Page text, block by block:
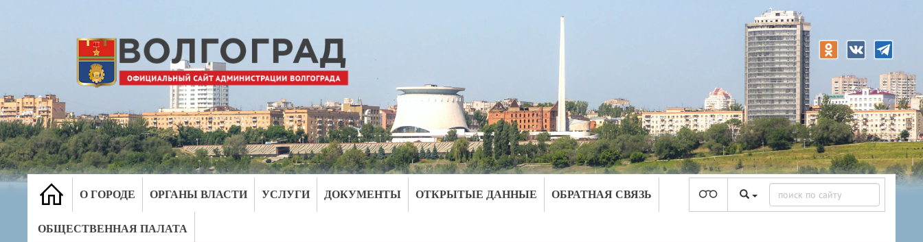
О ГОРОДЕ ОРГАНЫ ВЛАСТИ УСЛУГИ ДОКУМЕНТЫ ОТКРЫТЫЕ ДАННЫЕ ОБРАТНАЯ СВЯЗЬ
ОБЩЕСТВЕННАЯ ПАЛАТА